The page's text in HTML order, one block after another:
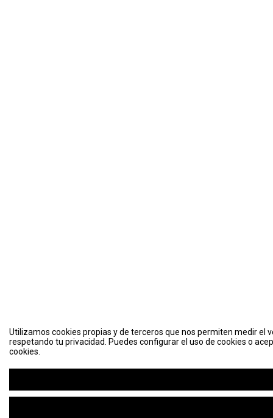
Utilizamos cookies propias y de terceros que nos permiten medir el
respetando tu privacidad. Puedes configurar el uso de cookies o
cookies.